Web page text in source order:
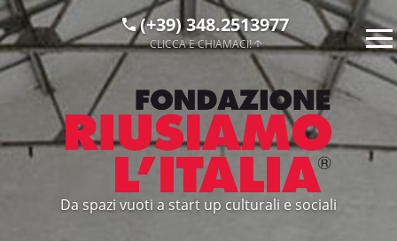
(+39) 348.2513977
CLICCA E CHIAMACI!
Da spazi vuoti a start up culturali e sociali